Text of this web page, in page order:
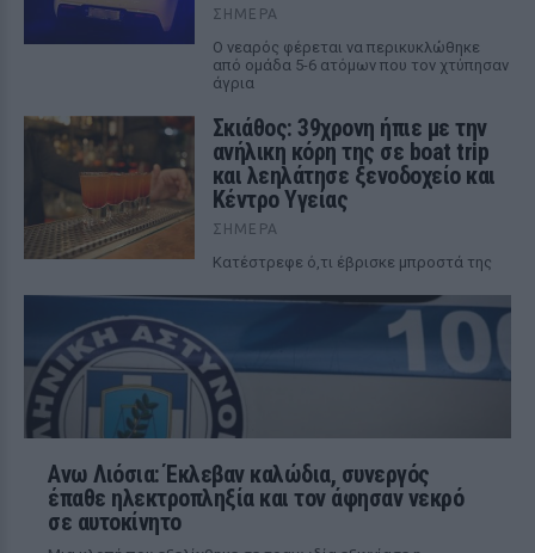
ΣΉΜΕΡΑ
Ο νεαρός φέρεται να περικυκλώθηκε
από ομάδα 5-6 ατόμων που τον χτύπησαν
άγρια
Σκιάθος: 39χρονη ήπιε με την
ανήλικη κόρη της σε boat trip
και λεηλάτησε ξενοδοχείο και
Κέντρο Υγείας
ΣΉΜΕΡΑ
Κατέστρεφε ό,τι έβρισκε μπροστά της
Ανω Λιόσια: Έκλεβαν καλώδια, συνεργός
έπαθε ηλεκτροπληξία και τον άφησαν νεκρό
σε αυτοκίνητο